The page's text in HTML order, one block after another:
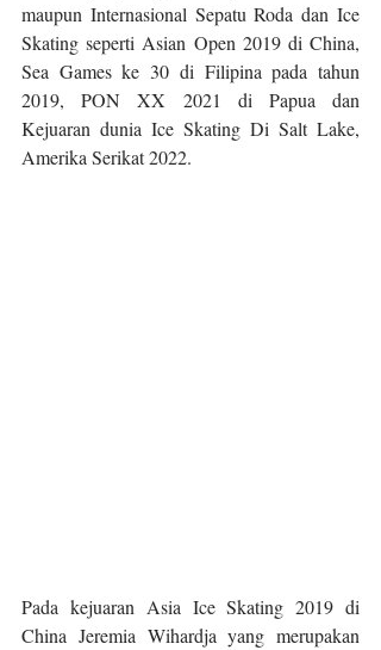
maupun Internasional Sepatu Roda dan Ice
Skating seperti Asian Open 2019 di China,
Sea Games ke 30 di Filipina pada tahun
2019, PON XX 2021 di Papua dan
Kejuaran dunia Ice Skating Di Salt Lake,
Amerika Serikat 2022.
Pada kejuaran Asia Ice Skating 2019 di
China Jeremia Wihardja yang merupakan